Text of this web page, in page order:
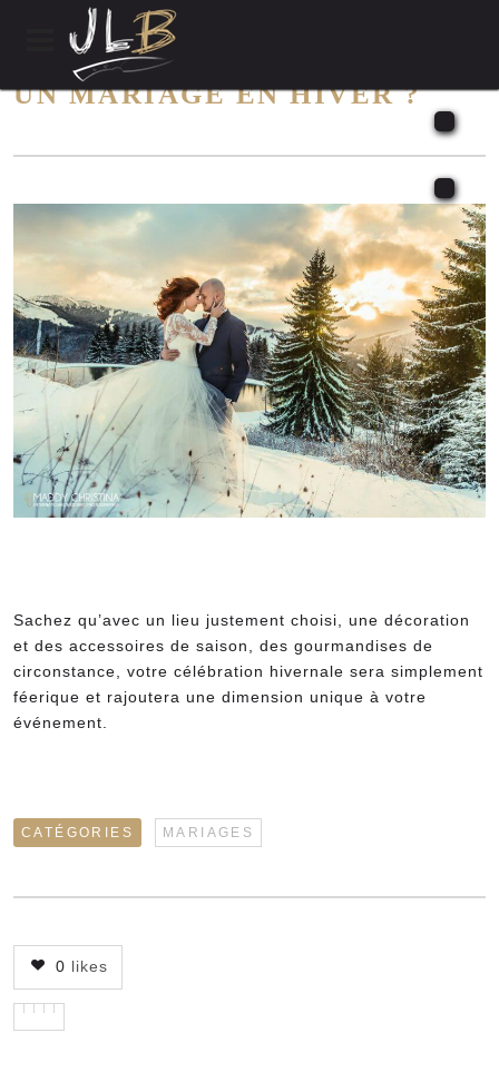
UN MARIAGE EN HIVER ?
Sachez qu’avec un lieu justement choisi, une décoration
et des accessoires de saison, des gourmandises de
circonstance, votre célébration hivernale sera simplement
féerique et rajoutera une dimension unique à votre
événement.
CATÉGORIES MARIAGES
0 likes